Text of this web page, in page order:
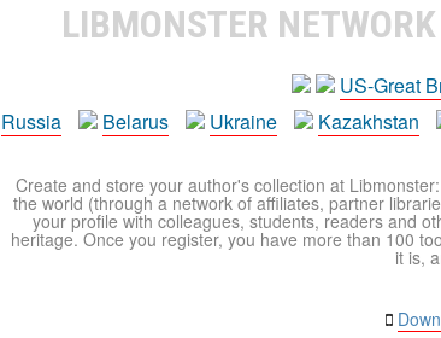
LIBMONSTER NETWORK
US-Great
Russia
Belarus Ukraine Kazakhstan
Create and store your author's collection at
the world (through a network of affiliates, partner
your profile with colleagues, students, readers and
heritage. Once you register, you have more than 100
it is,